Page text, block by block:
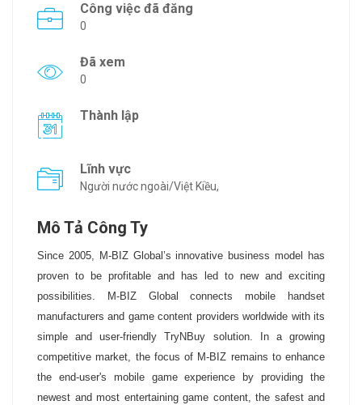
Công việc đã đăng
0
Đã xem
0
Thành lập
Lĩnh vực
Người nước ngoài/Việt Kiều,
Mô Tả Công Ty
Since 2005, M-BIZ Global’s innovative business model has
proven to be profitable and has led to new and exciting
possibilities. M-BIZ Global connects mobile handset
manufacturers and game content providers worldwide with its
simple and user-friendly TryNBuy solution. In a growing
competitive market, the focus of M-BIZ remains to enhance
the end-user's mobile game experience by providing the
newest and most entertaining game content, the safest and